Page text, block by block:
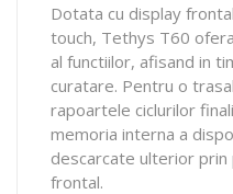
Dotata cu display
touch, Tethys T60
al functiilor, afisand in
curatare. Pentru o
rapoartele ciclurilor
memoria interna a
descarcate ulterior
frontal.